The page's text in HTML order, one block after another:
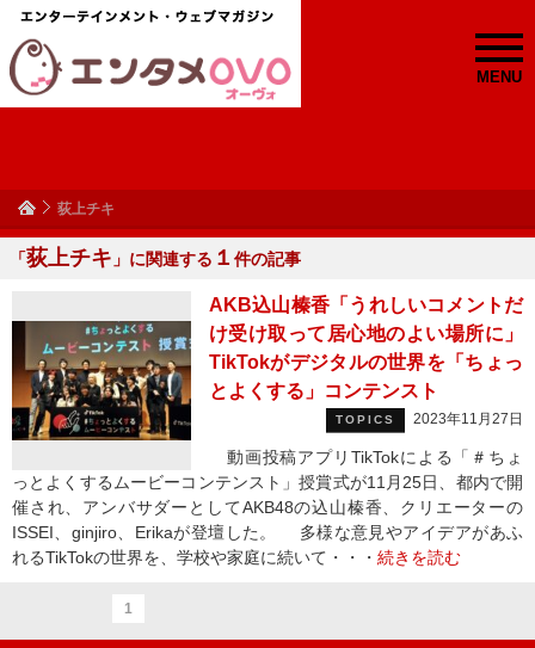
MENU
荻上チキ
「荻上チキ 」に関連する １ 件の記事
AKB込山榛香「うれしいコメントだ
け受け取って居心地のよい場所に」
TikTokがデジタルの世界を「ちょっ
とよくする」コンテンスト
TOPICS 2023年11月27日
動画投稿アプリTikTokによる「＃ちょ
っとよくするムービーコンテンスト」授賞式が11月25日、都内で開
催され、アンバサダーとしてAKB48の込山榛香、クリエーターの
ISSEI、ginjiro、Erikaが登壇した。 多様な意見やアイデアがあふ
れるTikTokの世界を、学校や家庭に続いて・・・ 続きを読む
1